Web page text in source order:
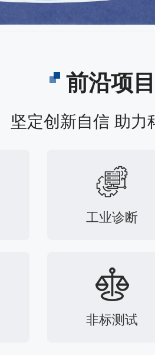
前沿项目
坚定创新自信 助力
工业诊断
非标测试